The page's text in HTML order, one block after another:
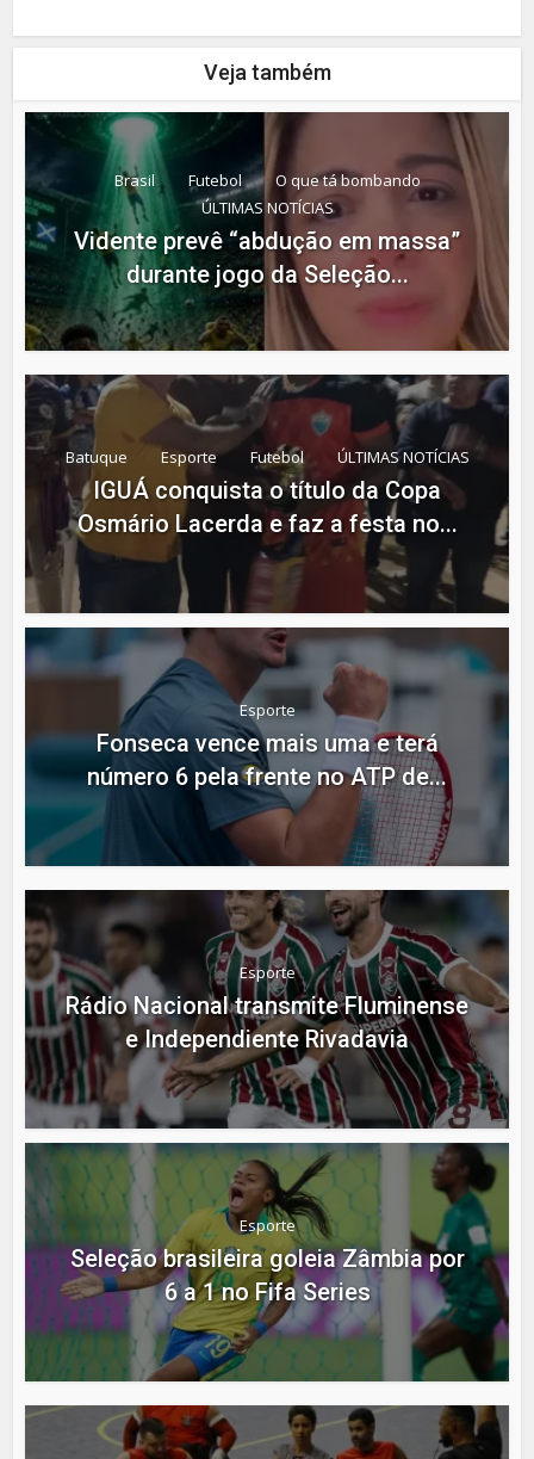
Veja também
Brasil Futebol
O que tá bombando
ÚLTIMAS NOTÍCIAS
Vidente prevê “abdução em massa”
durante jogo da Seleção...
Batuque Esporte Futebol ÚLTIMAS NOTÍCIAS
IGUÁ conquista o título da Copa
Osmário Lacerda e faz a festa no...
Esporte
Fonseca vence mais uma e terá
número 6 pela frente no ATP de...
Esporte
Rádio Nacional transmite Fluminense
e Independiente Rivadavia
Esporte
Seleção brasileira goleia Zâmbia por
6 a 1 no Fifa Series